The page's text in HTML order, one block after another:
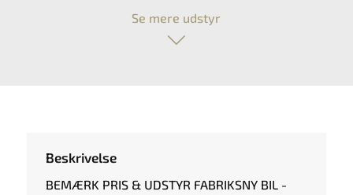
Se mere udstyr
Beskrivelse
BEMÆRK PRIS & UDSTYR FABRIKSNY BIL -